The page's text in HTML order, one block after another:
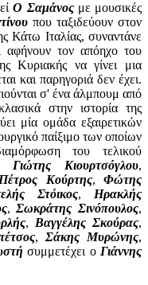
Ο Σαμάνοςμε μουσικές
που ταξιδεύουν στον
Κάτω Ιταλίας, συναντάνε
τον απόηχο του
Κυριακής να γίνει μια
και παρηγοριά δεν έχει.
σ' ένα άλμπουμ από
στην ιστορία της
μία ομάδα εξαιρετικών
παίξιμο των οποίων
του τελικού
Γιώτης Κιουρτσόγλου,
Πέτρος Κούρτης,Φώτης
Στόικος, Ηρακλής
,Σωκράτης Σινόπουλος,
, Βαγγέλης Σκούρας,
, Σάκης Μυρώνης,
συμμετέχει ο Γιάννης